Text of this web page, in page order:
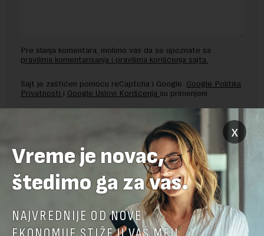
Pre slanja komentara, molimo vas da se upoznate sa
pravilima komentarisanja i pravilima korišćenja sajta.
Sajt je zaštićen pomocu reCaptcha i Google. Google Politika
Privatnosti i Google Uslovi Korišćenja su primenjeni.
x
Vreme je novac,
štedimo ga za vas.
NAJVREDNIJE OD NOVE